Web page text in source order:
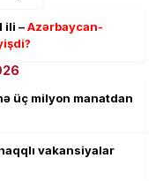
ili –Azərbaycan-
üç milyon manatdan
vakansiyalar